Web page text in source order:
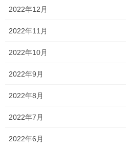
2022年12月
2022年11月
2022年10月
2022年9月
2022年8月
2022年7月
2022年6月